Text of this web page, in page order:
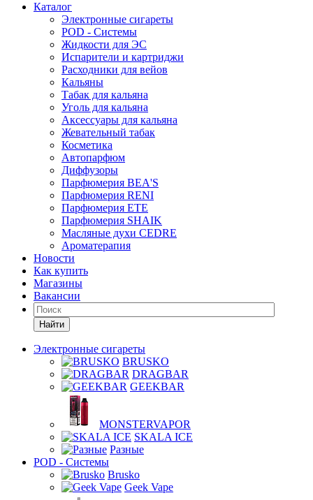
Каталог
Электронные сигареты
POD - Системы
Жидкости для ЭС
Испарители и картриджи
Расходники для вейов
Кальяны
Табак для кальяна
Уголь для кальяна
Аксессуары для кальяна
Жевательный табак
Косметика
Автопарфюм
Диффузоры
Парфюмерия BEA'S
Парфюмерия RENI
Парфюмерия ETE
Парфюмерия SHAIK
Масляные духи CEDRE
Ароматерапия
Новости
Как купить
Магазины
Вакансии
Найти
Электронные сигареты
BRUSKO
DRAGBAR
GEEKBAR
MONSTERVAPOR
SKALA ICE
Разные
POD - Системы
Brusko
Geek Vape